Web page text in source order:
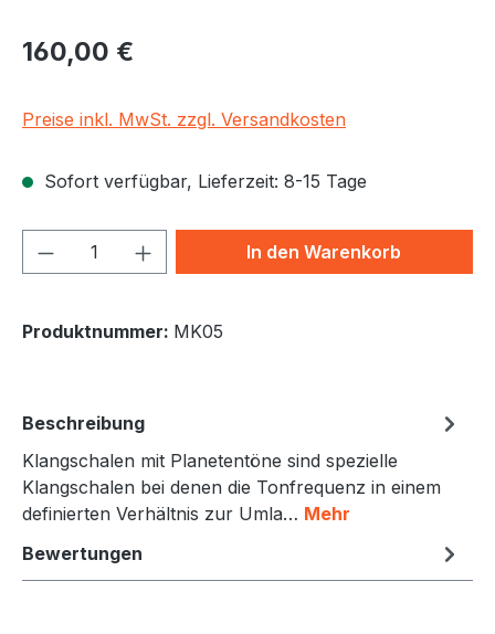
Regulärer Preis:
160,00 €
Preise inkl. MwSt. zzgl. Versandkosten
Sofort verfügbar, Lieferzeit: 8-15 Tage
Produkt Anzahl: Gib denIn den Warenkorb
Produktnummer: MK05
Beschreibung
Klangschalen mit Planetentöne sind spezielle
Klangschalen bei denen die Tonfrequenz in einem
definierten Verhältnis zur Umla… Mehr
Bewertungen